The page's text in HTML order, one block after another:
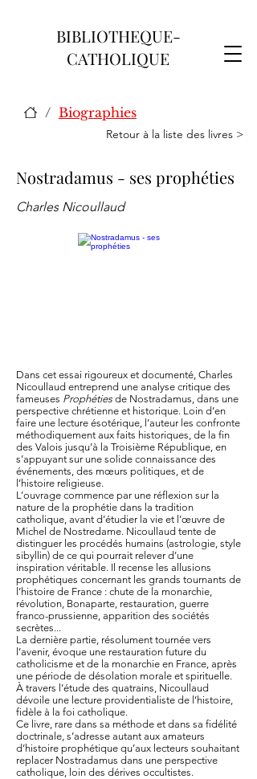
BIBLIOTHEQUE-
CATHOLIQUE
/ Biographies
Retour à la liste des livres >
Nostradamus - ses prophéties
Charles Nicoullaud
Dans cet essai rigoureux et documenté, Charles
Nicoullaud entreprend une analyse critique des
fameuses Prophéties de Nostradamus, dans une
perspective chrétienne et historique. Loin d’en
faire une lecture ésotérique, l’auteur les confronte
méthodiquement aux faits historiques, de la fin
des Valois jusqu’à la Troisième République, en
s’appuyant sur une solide connaissance des
événements, des mœurs politiques, et de
l’histoire religieuse.
L’ouvrage commence par une réflexion sur la
nature de la prophétie dans la tradition
catholique, avant d’étudier la vie et l’œuvre de
Michel de Nostredame. Nicoullaud tente de
distinguer les procédés humains (astrologie, style
sibyllin) de ce qui pourrait relever d’une
inspiration véritable. Il recense les allusions
prophétiques concernant les grands tournants de
l’histoire de France : chute de la monarchie,
révolution, Bonaparte, restauration, guerre
franco-prussienne, apparition des sociétés
secrètes...
La dernière partie, résolument tournée vers
l’avenir, évoque une restauration future du
catholicisme et de la monarchie en France, après
une période de désolation morale et spirituelle.
À travers l’étude des quatrains, Nicoullaud
dévoile une lecture providentialiste de l’histoire,
fidèle à la foi catholique.
Ce livre, rare dans sa méthode et dans sa fidélité
doctrinale, s’adresse autant aux amateurs
d’histoire prophétique qu’aux lecteurs souhaitant
replacer Nostradamus dans une perspective
catholique, loin des dérives occultistes.